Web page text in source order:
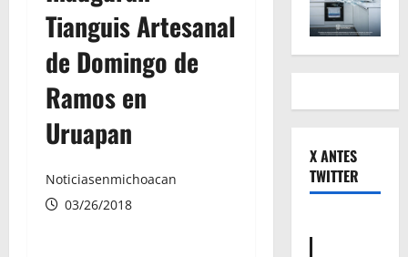
Tianguis Artesanal
de Domingo de
Ramos en
Uruapan
Noticiasenmichoacan
03/26/2018
X ANTES
TWITTER